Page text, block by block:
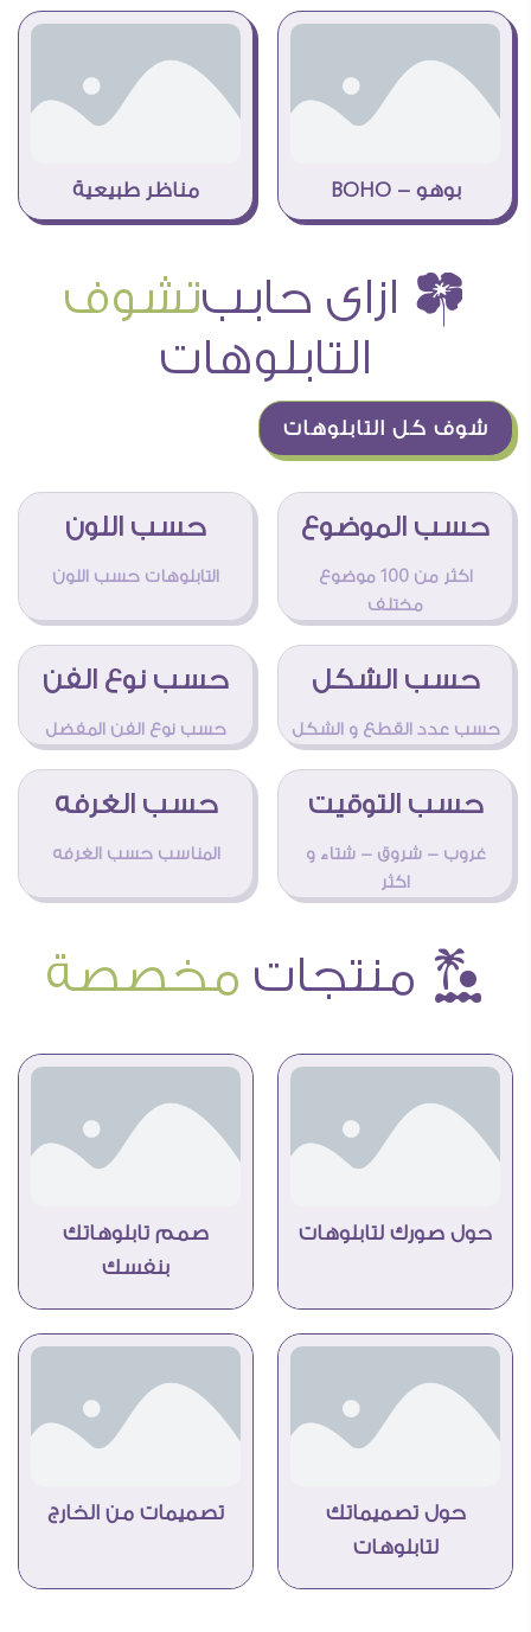
بوهو - BOHO مناظر طبيعية
ï ازاى حابب
تشوف
التابلوهات
شوف كل التابلوهات
حسب الموضوع
اكثر من 100 موضوع
مختلف
حسب اللون
التابلوهات حسب اللون
حسب الشكل
حسب عدد القطع و الشكل
حسب نوع الفن
حسب نوع الفن المفضل
حسب التوقيت
غروب - شروق - شتاء و
اكثر
حسب الغرفه
المناسب حسب الغرفه
î منتجات مخصصة
حول صورك لتابلوهات
صمم تابلوهاتك
بنفسك
حول تصميماتك
لتابلوهات
تصميمات من الخارج